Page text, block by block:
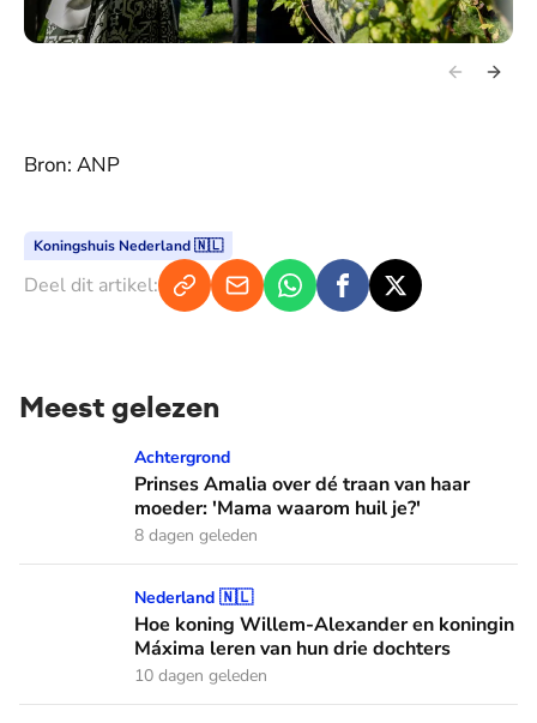
Bron: ANP
Koningshuis Nederland 🇳🇱
Deel dit artikel:
Meest gelezen
Prinses Amalia over dé traan van haar moeder: 'Mama
Achtergrond
Prinses Amalia over dé traan van haar
moeder: 'Mama waarom huil je?'
8 dagen geleden
Hoe koning Willem-Alexander en koningin Máxima leren
Nederland 🇳🇱
Hoe koning Willem-Alexander en koningin
Máxima leren van hun drie dochters
10 dagen geleden